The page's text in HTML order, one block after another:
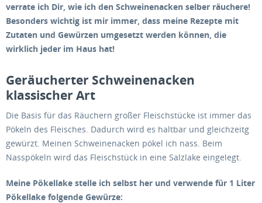
verrate ich Dir, wie ich den Schweinenacken selber räuchere!
Besonders wichtig ist mir immer, dass meine Rezepte mit
Zutaten und Gewürzen umgesetzt werden können, die
wirklich jeder im Haus hat!
Geräucherter Schweinenacken
klassischer Art
Die Basis für das Räuchern großer Fleischstücke ist immer das
Pökeln des Fleisches. Dadurch wird es haltbar und gleichzeitg
gewürzt. Meinen Schweinenacken pökel ich nass. Beim
Nasspökeln wird das Fleischstück in eine Salzlake eingelegt.
Meine Pökellake stelle ich selbst her und verwende für 1 Liter
Pökellake folgende Gewürze: